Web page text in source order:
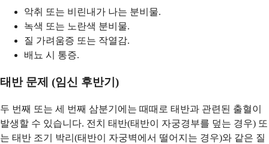
악취 또는 비린내가 나는 분비물.
녹색 또는 노란색 분비물.
질 가려움증 또는 작열감.
배뇨 시 통증.
태반 문제 (임신 후반기)
두 번째 또는 세 번째 삼분기에는 때때로 태반과 관련된 출혈이
발생할 수 있습니다. 전치 태반(태반이 자궁경부를 덮는 경우) 또
는 태반 조기 박리(태반이 자궁벽에서 떨어지는 경우)와 같은 질